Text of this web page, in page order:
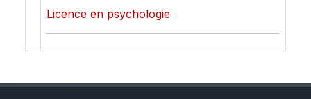
Licence en psychologie